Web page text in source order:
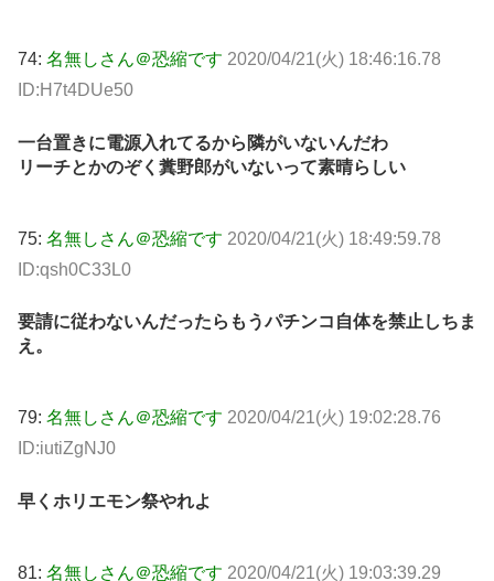
74: 名無しさん＠恐縮です 2020/04/21(火) 18:46:16.78
ID:H7t4DUe50
一台置きに電源入れてるから隣がいないんだわ
リーチとかのぞく糞野郎がいないって素晴らしい
75: 名無しさん＠恐縮です 2020/04/21(火) 18:49:59.78
ID:qsh0C33L0
要請に従わないんだったらもうパチンコ自体を禁止しちま
え。
79: 名無しさん＠恐縮です 2020/04/21(火) 19:02:28.76
ID:iutiZgNJ0
早くホリエモン祭やれよ
81: 名無しさん＠恐縮です 2020/04/21(火) 19:03:39.29